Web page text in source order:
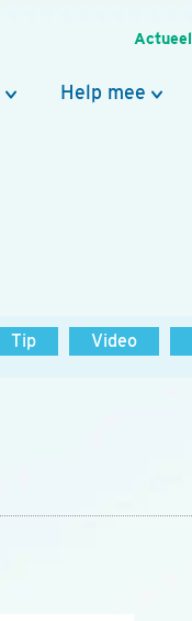
Actueel
Help mee
Tip Video